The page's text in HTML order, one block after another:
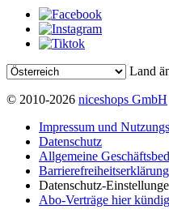
Land
© 2010-2026 niceshops GmbH
Impressum und
Datenschutz
Allgemeine
Barrierefreiheitserklärung
Datenschutz-
Abo-Verträge hier